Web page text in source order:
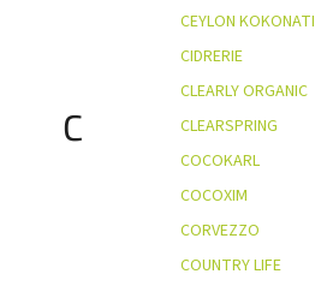
C
CEYLON KOKONATI
CIDRERIE
CLEARLY ORGANIC
CLEARSPRING
COCOKARL
COCOXIM
CORVEZZO
COUNTRY LIFE